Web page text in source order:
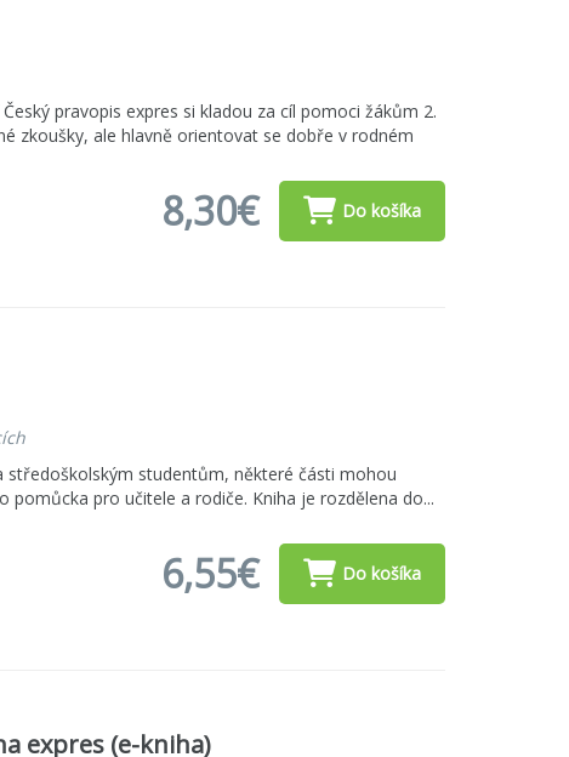
pravopis expres si kladou za cíl pomoci žákům 2.
zkoušky, ale hlavně orientovat se dobře v rodném
8,30€ Do košíka
středoškolským studentům, některé části mohou
pomůcka pro učitele a rodiče. Kniha je rozdělena do...
6,55€ Do košíka
expres (e-kniha)